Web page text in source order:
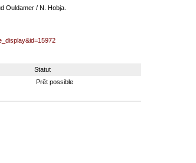
Ouldamer / N. Hobja.
Statut
Prêt possible